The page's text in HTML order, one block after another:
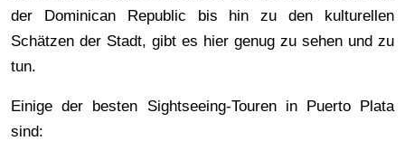
der Dominican Republic bis hin zu den kulturellen
Schätzen der Stadt, gibt es hier genug zu sehen und zu
tun.
Einige der besten Sightseeing-Touren in Puerto Plata
sind: